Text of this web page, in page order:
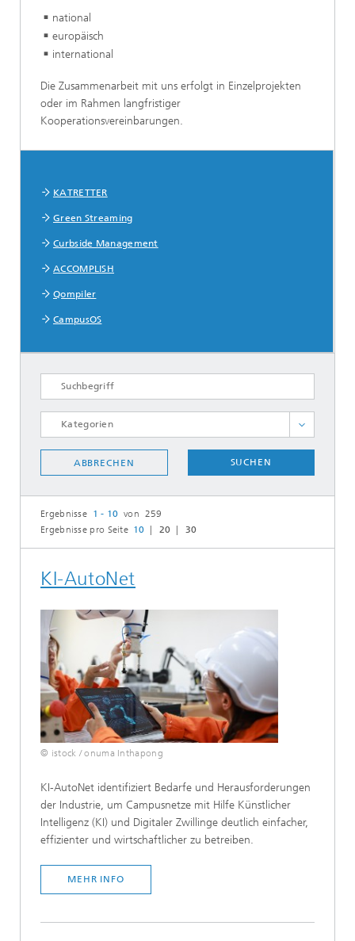
national
europäisch
international
Die Zusammenarbeit mit uns erfolgt in Einzelprojekten
oder im Rahmen langfristiger
Kooperationsvereinbarungen.
KATRETTER
Green Streaming
Curbside Management
ACCOMPLISH
Qompiler
CampusOS
Künstliche Intelligenz
ALLE AUSWÄHLEN
ABBRECHEN SUCHEN
Ergebnisse 1 - 10 von 259
Ergebnisse pro Seite 10 20 30
KI-AutoNet
© istock / onuma Inthapong
KI-AutoNet identifiziert Bedarfe und Herausforderungen
der Industrie, um Campusnetze mit Hilfe Künstlicher
Intelligenz (KI) und Digitaler Zwillinge deutlich einfacher,
effizienter und wirtschaftlicher zu betreiben.
MEHR INFO